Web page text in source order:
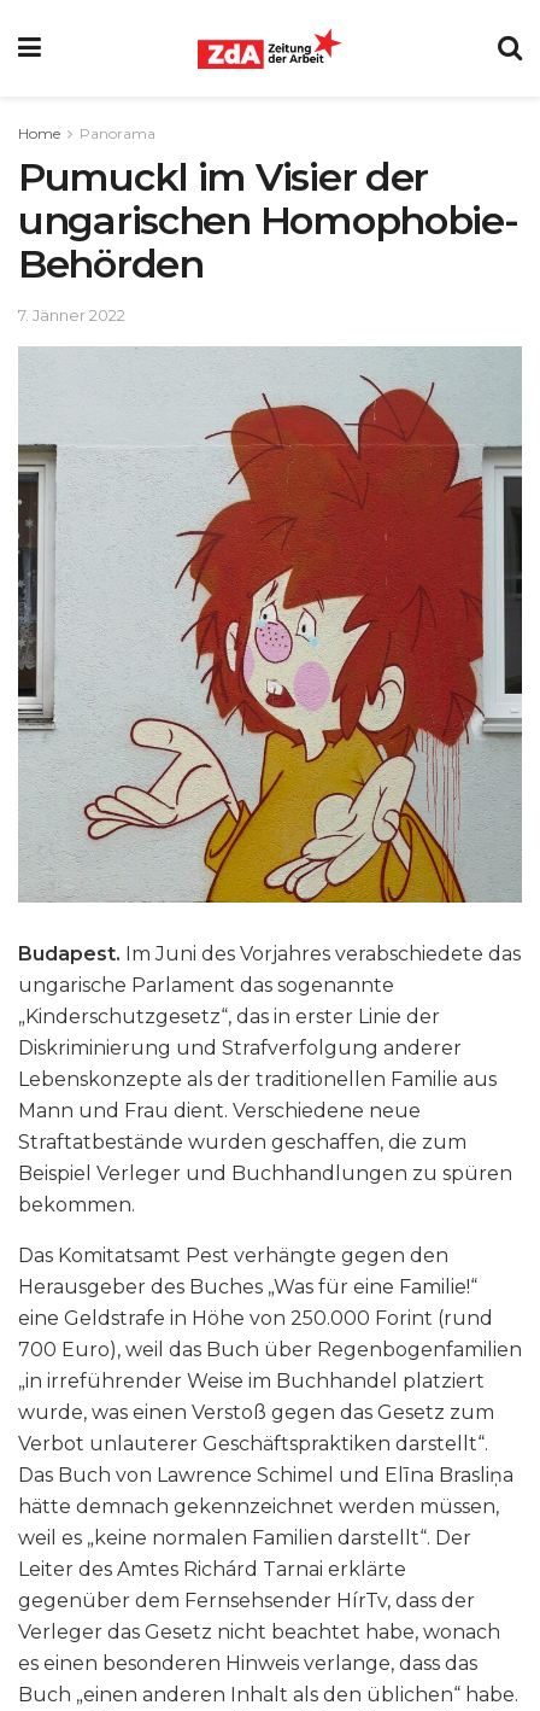
Home Panorama
Pumuckl im Visier der
ungarischen Homophobie-
Behörden
7. Jänner 2022
Budapest. Im Juni des Vorjahres verabschiedete das
ungarische Parlament das sogenannte
„Kinderschutzgesetz“, das in erster Linie der
Diskriminierung und Strafverfolgung anderer
Lebenskonzepte als der traditionellen Familie aus
Mann und Frau dient. Verschiedene neue
Straftatbestände wurden geschaffen, die zum
Beispiel Verleger und Buchhandlungen zu spüren
bekommen.
Das Komitatsamt Pest verhängte gegen den
Herausgeber des Buches „Was für eine Familie!“
eine Geldstrafe in Höhe von 250.000 Forint (rund
700 Euro), weil das Buch über Regenbogenfamilien
„in irreführender Weise im Buchhandel platziert
wurde, was einen Verstoß gegen das Gesetz zum
Verbot unlauterer Geschäftspraktiken darstellt“.
Das Buch von Lawrence Schimel und Elīna Brasliņa
hätte demnach gekennzeichnet werden müssen,
weil es „keine normalen Familien darstellt“. Der
Leiter des Amtes Richárd Tarnai erklärte
gegenüber dem Fernsehsender HírTv, dass der
Verleger das Gesetz nicht beachtet habe, wonach
es einen besonderen Hinweis verlange, dass das
Buch „einen anderen Inhalt als den üblichen“ habe.